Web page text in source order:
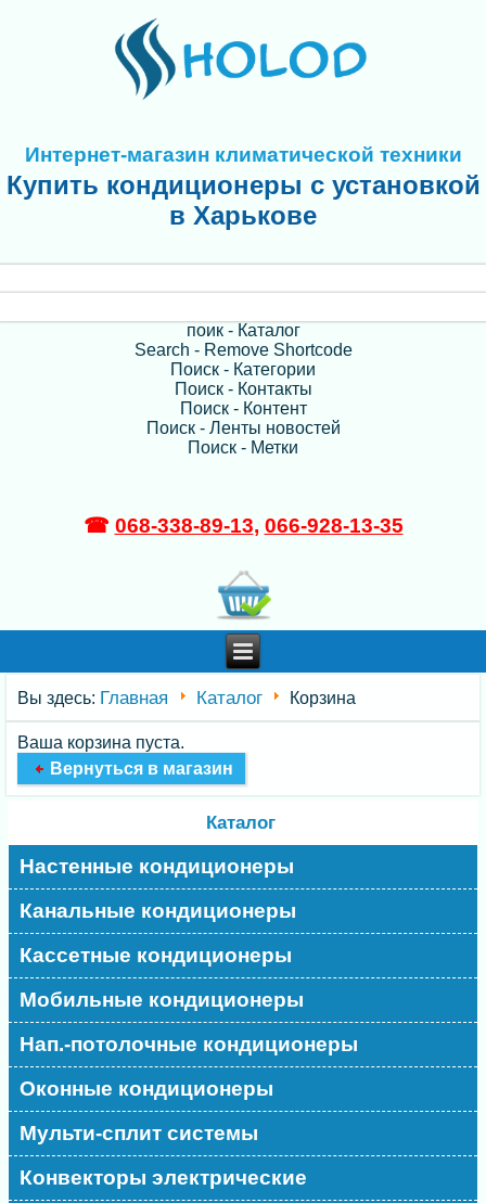
Интернет-магазин климатической техники
Купить кондиционеры с установкой
в Харькове
поик - Каталог
Search - Remove Shortcode
Поиск - Категории
Поиск - Контакты
Поиск - Контент
Поиск - Ленты новостей
Поиск - Метки
☎ 068-338-89-13, 066-928-13-35
Вы здесь: Главная Каталог Корзина
Ваша корзина пуста.
Вернуться в магазин
Каталог
Настенные кондиционеры
Канальные кондиционеры
Кассетные кондиционеры
Мобильные кондиционеры
Нап.-потолочные кондиционеры
Оконные кондиционеры
Мульти-сплит системы
Конвекторы электрические